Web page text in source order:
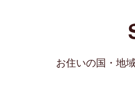
お住いの国・地